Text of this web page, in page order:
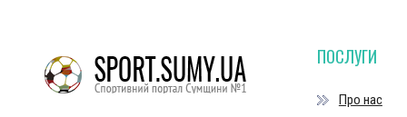
ПОСЛУГИ
Про нас